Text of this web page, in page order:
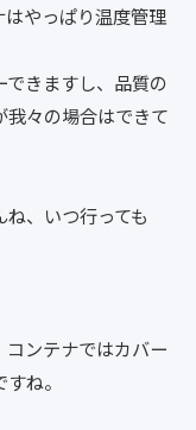
やっぱり温度管理
きますし、品質の
々の場合はできて
、いつ行っても
ンテナではカバー
ね。